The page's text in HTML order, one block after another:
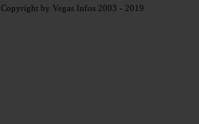
Copyright by Vegas Infos 2003 - 2019